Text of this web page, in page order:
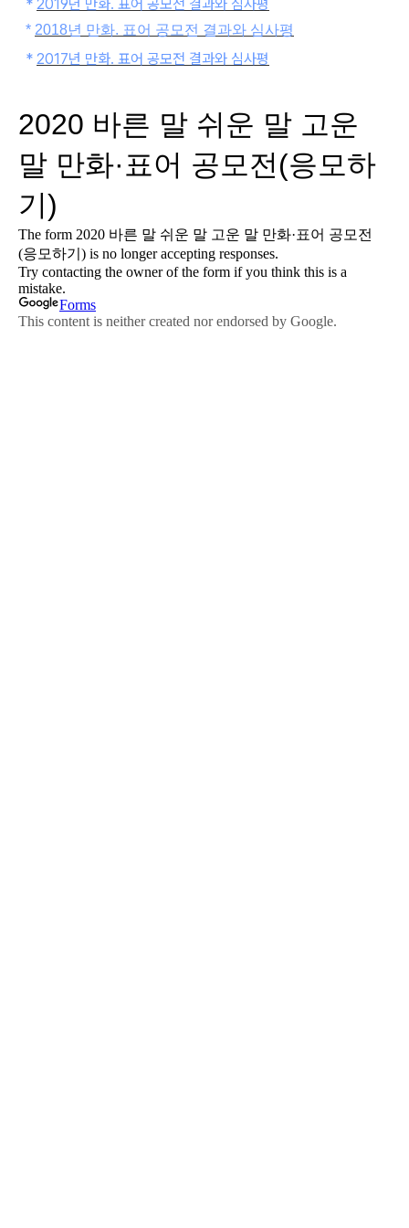
* 2019년 만화. 표어 공모전 결과와 심사평
* 2018년 만화. 표어 공모전 결과와 심사평
* 2017년 만화. 표어 공모전 결과와 심사평